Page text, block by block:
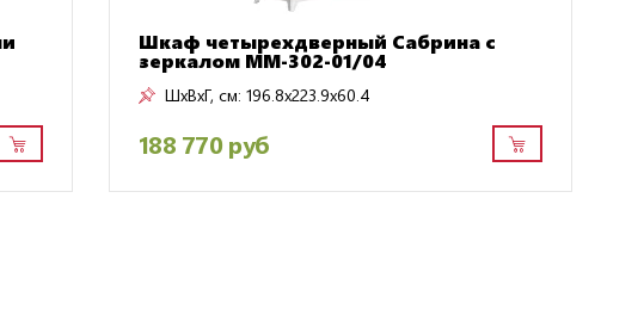
Шкаф четырехдверный Сабрина с
зеркалом ММ-302-01/04
ШxВxГ, см: 196.8x223.9x60.4
188 770 руб